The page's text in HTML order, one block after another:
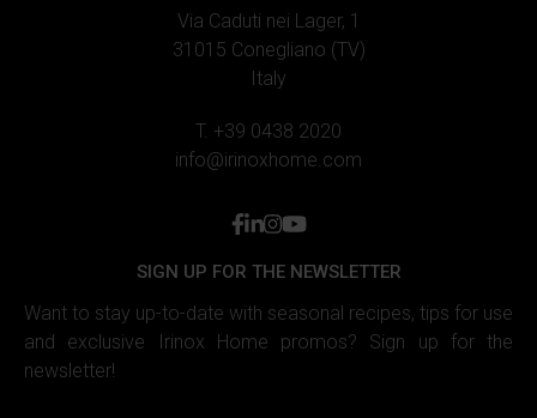
Via Caduti nei Lager, 1
31015 Conegliano (TV)
Italy
T. +39 0438 2020
info@irinoxhome.com
facebook
linkedin
instagram
youtube
SIGN UP FOR THE NEWSLETTER
Want to stay up-to-date with seasonal recipes, tips for use
and exclusive Irinox Home promos? Sign up for the
newsletter!